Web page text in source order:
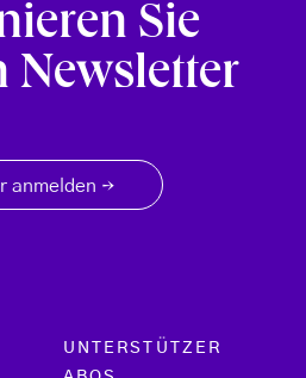
Sie
Newsletter
anmelden →
UNTERSTÜTZER